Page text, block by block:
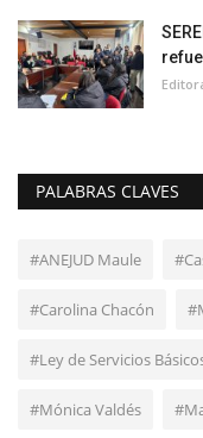
PALABRAS CLAVES
#ANEJUD Maule
#Carolina Chacón
#Ley de Servicios
#Mónica Valdés